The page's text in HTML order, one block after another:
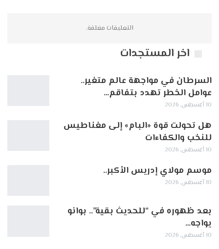
التعليقات مغلقة.
اخر المستجدات
السرطان في مواجهة عالم متغير..
عوامل الخطر تهدد بتفاقم…
10 أغسطس, 2026
هل تحولت قوة «البام» إلى مغناطيس
للنخب والكفاءات
10 أغسطس, 2026
موسم مولاي إدريس الأكبر..
10 أغسطس, 2026
بعد ظهوره في “للحديث بقية”.. بوانو
يواجه…
10 أغسطس, 2026